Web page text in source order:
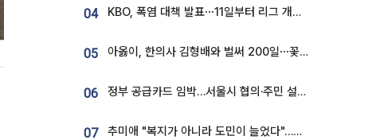
04 KBO, 폭염 대책 발표⋯11일부터 리그 개시ㆍ경기 오후 7시 시작
05 아옳이, 한의사 김형배와 벌써 200일⋯꽃다발 들고 "프러포즈 아냐"
06 정부 공급카드 임박…서울시 협의·주민 설득이 성패 가른다 [부동산 해법 전쟁]
07 추미애 "복지가 아니라 도민이 늘었다"…재정난 책임론 정면돌파